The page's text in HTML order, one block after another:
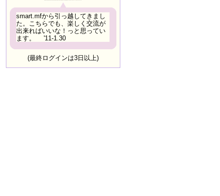
smart.mfから引っ越してきまし
た。こちらでも、楽しく交流が
出来ればいいな！っと思ってい
ます。 '11-1.30
(最終ログインは3日以上)